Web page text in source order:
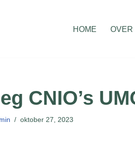
HOME OVER
CNIO’s
oktober 27, 2023